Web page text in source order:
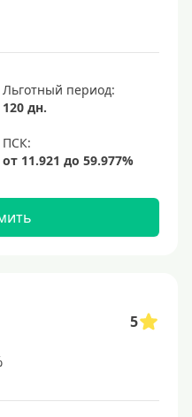
Льготный период:
120 дн.
5